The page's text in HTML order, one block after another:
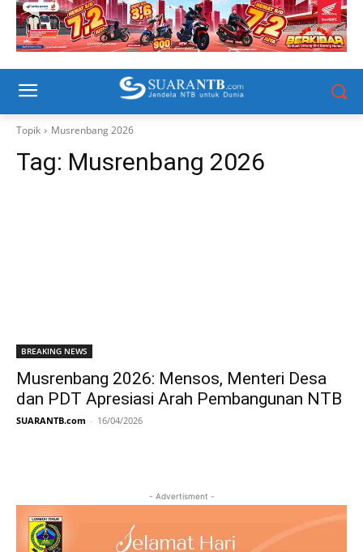
Topik Musrenbang 2026
Tag: Musrenbang 2026
BREAKING NEWS
Musrenbang 2026: Mensos, Menteri Desa
dan PDT Apresiasi Arah Pembangunan NTB
SUARANTB.com - 16/04/2026
- Advertisment -